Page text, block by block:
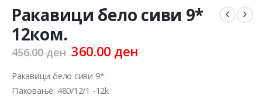
Ракавици бело сиви 9*
12ком.
456.00ден Original
was:
456.00 ден.
360.00 денCurrent
Ракавици бело сиви 9*
Паковање: 480/12/1 -12k